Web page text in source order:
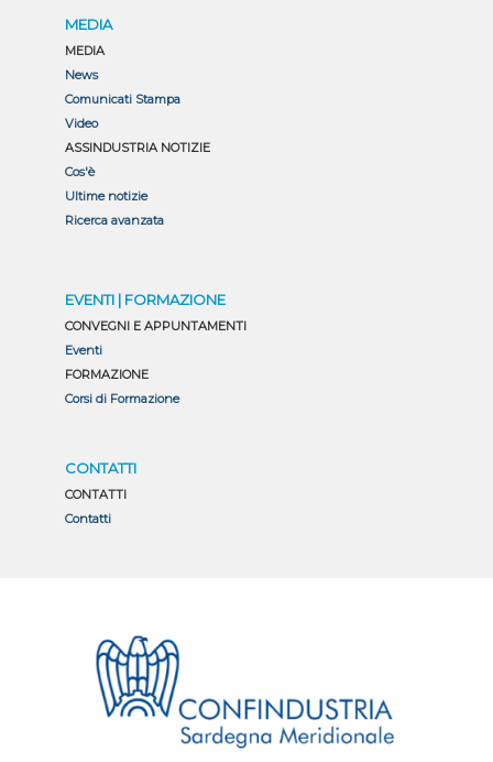
MEDIA
MEDIA
News
Comunicati Stampa
Video
ASSINDUSTRIA NOTIZIE
Cos'è
Ultime notizie
Ricerca avanzata
EVENTI | FORMAZIONE
CONVEGNI E APPUNTAMENTI
Eventi
FORMAZIONE
Corsi di Formazione
CONTATTI
CONTATTI
Contatti